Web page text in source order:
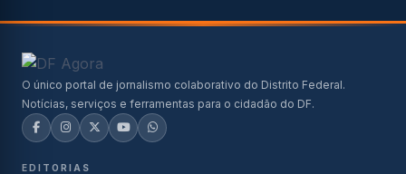
O único portal de jornalismo colaborativo do Distrito Federal.
Notícias, serviços e ferramentas para o cidadão do DF.
EDITORIAS